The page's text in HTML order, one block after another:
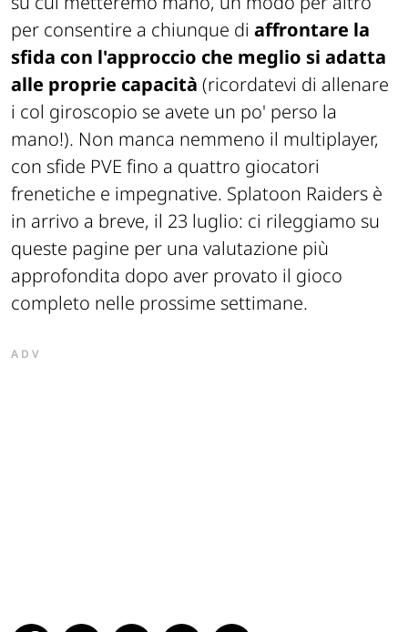
per consentire a chiunque di affrontare la
sfida con l'approccio che meglio si adatta
alle proprie capacità (ricordatevi di allenare
i col giroscopio se avete un po' perso la
mano!). Non manca nemmeno il multiplayer,
con sfide PVE fino a quattro giocatori
frenetiche e impegnative. Splatoon Raiders è
in arrivo a breve, il 23 luglio: ci rileggiamo su
queste pagine per una valutazione più
approfondita dopo aver provato il gioco
completo nelle prossime settimane.
ADV